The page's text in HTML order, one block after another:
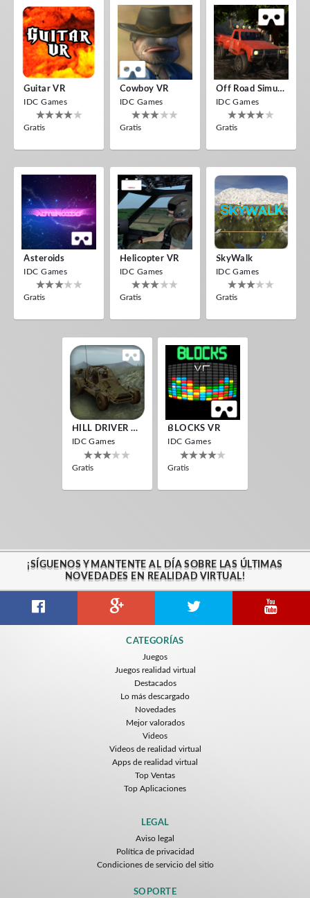
Guitar VR
IDC Games
Gratis
Cowboy VR
IDC Games
Gratis
Off Road Simulator VR
IDC Games
Gratis
Asteroids
IDC Games
Gratis
Helicopter VR
IDC Games
Gratis
SkyWalk
IDC Games
Gratis
HILL DRIVER VR
IDC Games
Gratis
BLOCKS VR
IDC Games
Gratis
¡SÍGUENOS Y MANTENTE AL DÍA SOBRE LAS ÚLTIMAS
NOVEDADES EN REALIDAD VIRTUAL!
CATEGORÍAS
Juegos
Juegos realidad virtual
Destacados
Lo más descargado
Novedades
Mejor valorados
Videos
Videos de realidad virtual
Apps de realidad virtual
Top Ventas
Top Aplicaciones
LEGAL
Aviso legal
Política de privacidad
Condiciones de servicio del sitio
SOPORTE